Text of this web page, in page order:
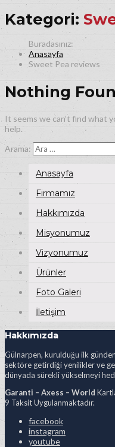
Kategori:
Anasayfa
Sweet Pea reviews
Nothing
It seems we can’t find what
help.
Arama:
Anasayfa
Firmamız
Hakkımızda
Misyonumuz
Vizyonumuz
Ürünler
Foto Galeri
İletişim
Hakkımızda
Gülnarpen, kurulduğu ilk
sektöre getirdiği yenilikler ve
dünyada sürekli yükselmeyi
Garanti – Axess – World
9 Taksit Uygulanmaktadır.
facebook
instagram
youtube